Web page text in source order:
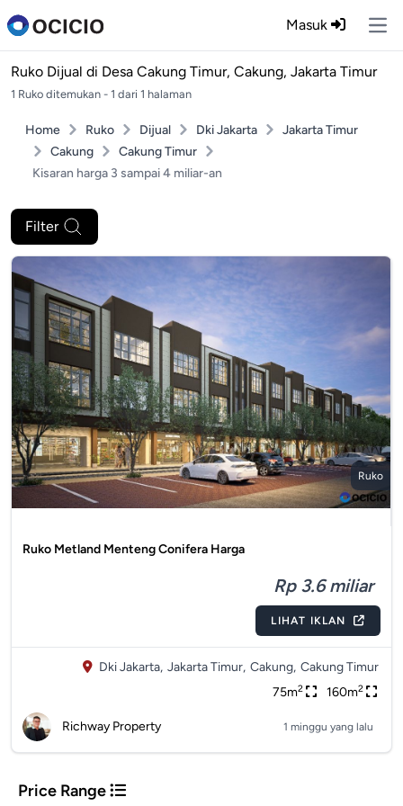
Masuk
Ruko Dijual di Desa Cakung Timur, Cakung, Jakarta Timur
1 Ruko ditemukan - 1 dari 1 halaman
Home Ruko Dijual Dki Jakarta
Jakarta Timur
Cakung
Cakung Timur
Kisaran harga 3 sampai 4 miliar-an
Filter
Ruko
Ruko Metland Menteng Conifera Harga
Rp 3.6 miliar
LIHAT IKLAN
Dki Jakarta, Jakarta Timur, Cakung, Cakung Timur
75m2 160m2
Richway Property 1 minggu yang lalu
Price Range